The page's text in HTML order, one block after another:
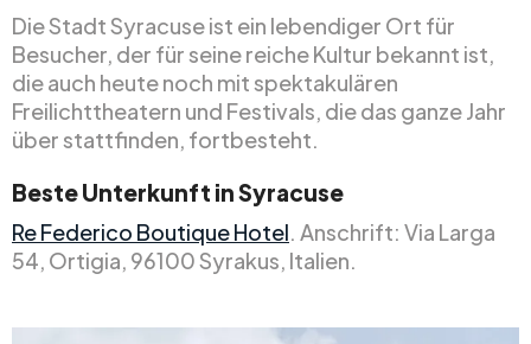
Die Stadt Syracuse ist ein lebendiger Ort für
Besucher, der für seine reiche Kultur bekannt ist,
die auch heute noch mit spektakulären
Freilichttheatern und Festivals, die das ganze Jahr
über stattfinden, fortbesteht.
Beste Unterkunft in Syracuse
Re Federico Boutique Hotel . Anschrift: Via Larga
54, Ortigia, 96100 Syrakus, Italien.